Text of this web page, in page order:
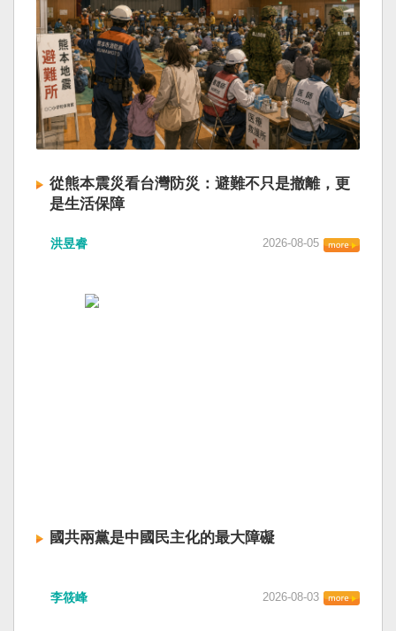
從熊本震災看台灣防災：避難不只是撤離，更
是生活保障
洪昱睿 2026-08-05
國共兩黨是中國民主化的最大障礙
李筱峰 2026-08-03